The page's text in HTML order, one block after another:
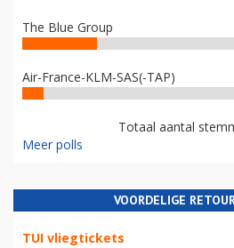
The Blue Group
Air-France-KLM-SAS(-TAP)
Totaal aantal
Meer polls
VOORDELIGE
TUI vliegtickets